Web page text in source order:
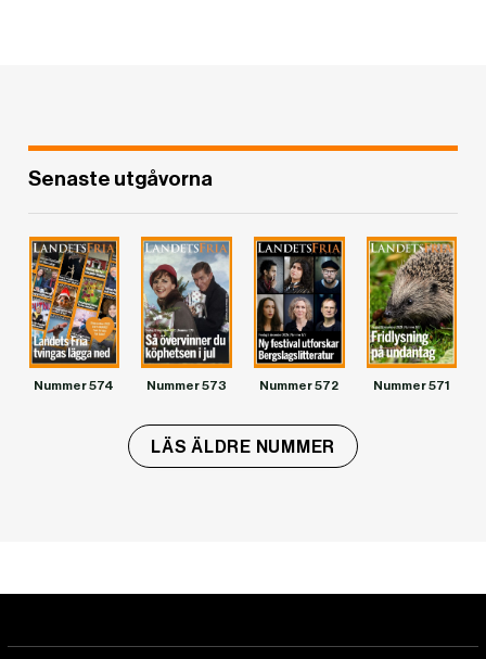
Senaste utgåvorna
Nummer 574 Nummer 573 Nummer 572 Nummer 571
LÄS ÄLDRE NUMMER